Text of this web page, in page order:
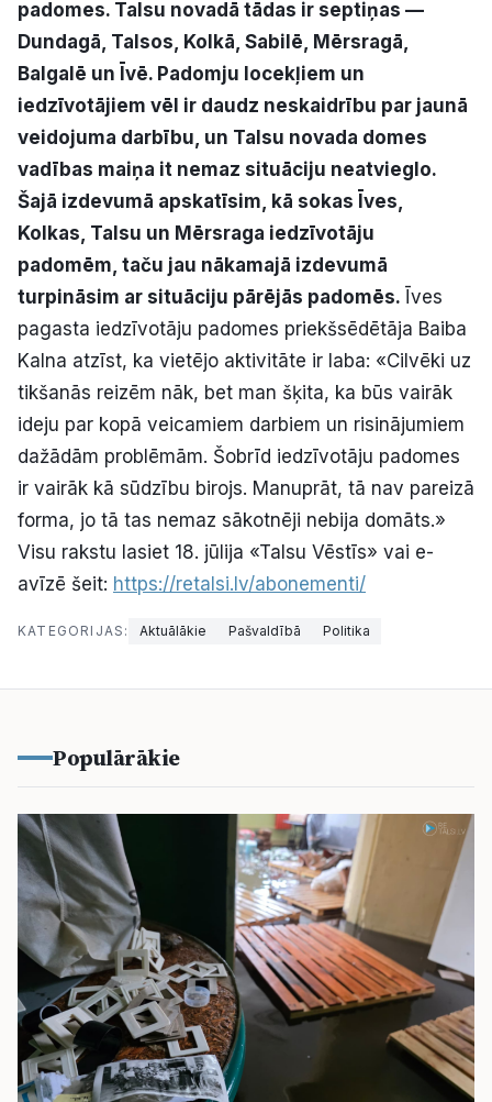
Pasākumi
Reklāma
Politiskā reklāma
Par mums
Kontakti
Ziņo redakcijai
Facebook Instagram YouTube
E-avīze Abonē
padomes. Talsu novadā tādas ir septiņas —
Dundagā, Talsos, Kolkā, Sabilē, Mērsragā,
Balgalē un Īvē. Padomju locekļiem un
iedzīvotājiem vēl ir daudz neskaidrību par jaunā
veidojuma darbību, un Talsu novada domes
vadības maiņa it nemaz situāciju neatvieglo.
Šajā izdevumā apskatīsim, kā sokas Īves,
Kolkas, Talsu un Mērsraga iedzīvotāju
padomēm, taču jau nākamajā izdevumā
turpināsim ar situāciju pārējās padomēs. Īves
pagasta iedzīvotāju padomes priekšsēdētāja Baiba
Kalna atzīst, ka vietējo aktivitāte ir laba: «Cilvēki uz
tikšanās reizēm nāk, bet man šķita, ka būs vairāk
ideju par kopā veicamiem darbiem un risinājumiem
dažādām problēmām. Šobrīd iedzīvotāju padomes
ir vairāk kā sūdzību birojs. Manuprāt, tā nav pareizā
forma, jo tā tas nemaz sākotnēji nebija domāts.»
Visu rakstu lasiet 18. jūlija «Talsu Vēstīs» vai e-
avīzē šeit: https://retalsi.lv/abonementi/
KATEGORIJAS: Aktuālākie Pašvaldībā Politika
Populārākie